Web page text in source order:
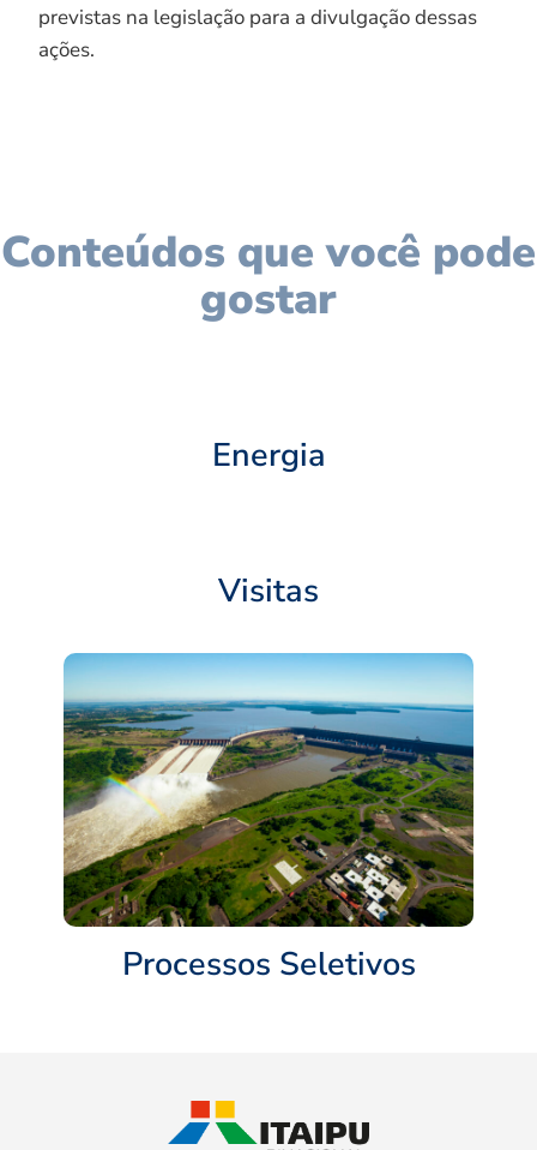
previstas na legislação para a divulgação dessas
ações.
Conteúdos que você pode
gostar
Energia
Visitas
Processos Seletivos